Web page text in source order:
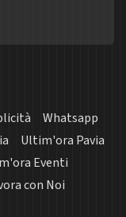
Whatsapp
Ultim'ora Pavia
Eventi
con Noi